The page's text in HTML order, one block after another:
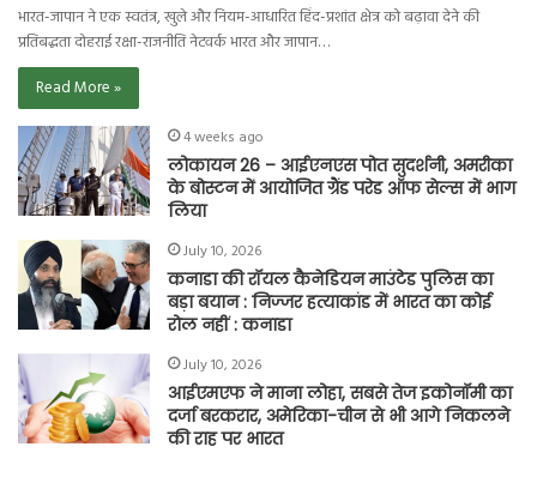
भारत-जापान ने एक स्वतंत्र, खुले और नियम-आधारित हिंद-प्रशांत क्षेत्र को बढ़ावा देने की
प्रतिबद्धता दोहराई रक्षा-राजनीति नेटवर्क भारत और जापान…
Read More »
4 weeks ago
लोकायन 26 – आईएनएस पोत सुदर्शनी, अमरीका
के बोस्टन में आयोजित ग्रैंड परेड ऑफ सेल्स में भाग
लिया
July 10, 2026
कनाडा की रॉयल कैनेडियन माउंटेड पुलिस का
बड़ा बयान : निज्जर हत्याकांड में भारत का कोई
रोल नहीं : कनाडा
July 10, 2026
आईएमएफ ने माना लोहा, सबसे तेज इकोनॉमी का
दर्जा बरकरार, अमेरिका-चीन से भी आगे निकलने
की राह पर भारत